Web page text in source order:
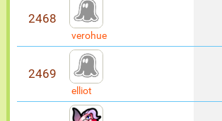
2468
verohue
2469
elliot